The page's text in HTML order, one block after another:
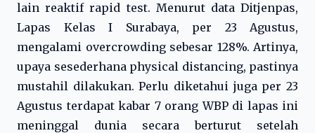
lain reaktif rapid test. Menurut data Ditjenpas,
Lapas Kelas I Surabaya, per 23 Agustus,
mengalami overcrowding sebesar 128%. Artinya,
upaya sesederhana physical distancing, pastinya
mustahil dilakukan. Perlu diketahui juga per 23
Agustus terdapat kabar 7 orang WBP di lapas ini
meninggal dunia secara berturut setelah